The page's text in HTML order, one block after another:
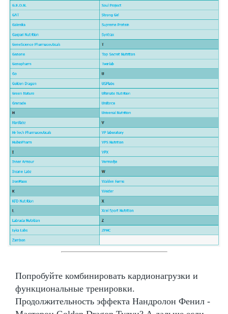
Попробуйте комбинировать кардионагрузки и
функциональные тренировки.
Продолжительность эффекта Нандролон Фенил -